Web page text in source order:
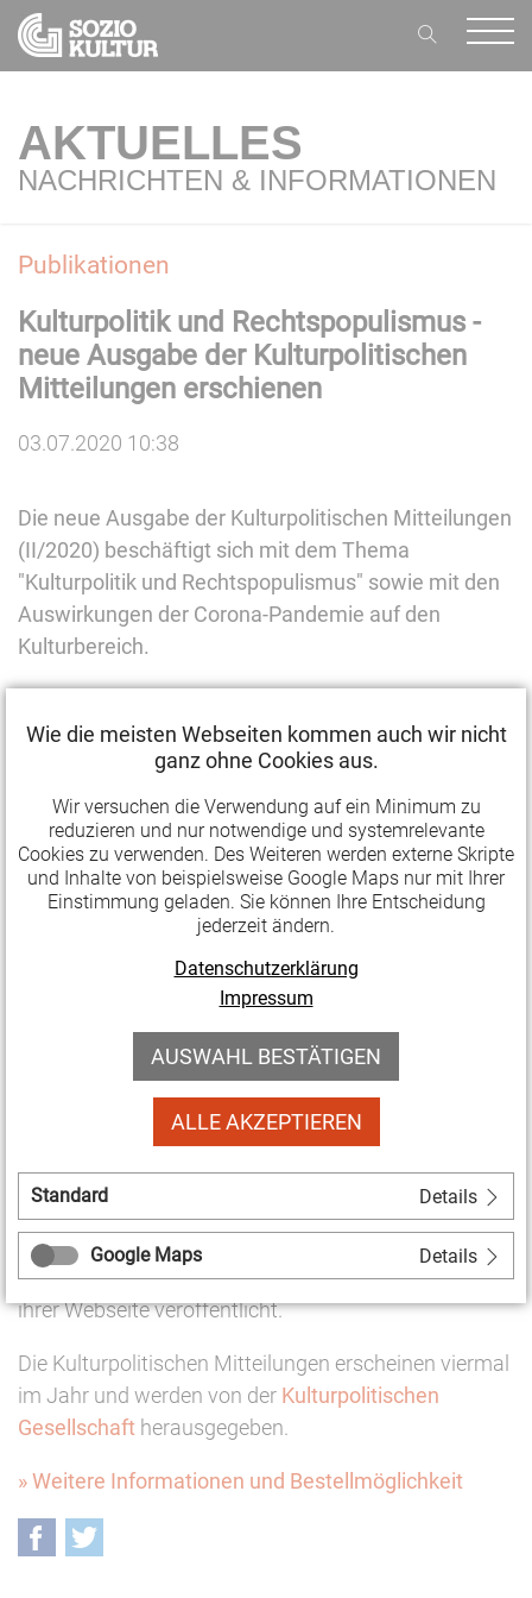
AKTUELLES
NACHRICHTEN & INFORMATIONEN
Publikationen
Kulturpolitik und Rechtspopulismus -
neue Ausgabe der Kulturpolitischen
Mitteilungen erschienen
03.07.2020 10:38
Die neue Ausgabe der Kulturpolitischen Mitteilungen
(II/2020) beschäftigt sich mit dem Thema
"Kulturpolitik und Rechtspopulismus" sowie mit den
Auswirkungen der Corona-Pandemie auf den
Kulturbereich.
Bewegungen im Kontext der Corona-Krise kaum eine
Rolle zu spielen; die sozialen, kulturellen und
wirtschaftlichen Folgen jedoch sind ein guter
Nährboden für rechte Bewegungen. Vor welchen
Herausforderungen stehen Kultur, Politik und
Medien? Dieser Frage wird in der neuen Ausgabe der
Kulturpolitischen Mitteilungen mit mehreren
Beiträgen nachgegangen.
Kulturpolitik und Kulturpraxis werden in der Ausgabe
ausführlich thematisiert. So berichtet Jochen Molck
vom Düsseldorfer Kulturzentrum zakk in seinem
Beitrag "Soziokultur unter Druck", welche Ideen und
Formate in seinem Haus während der Krise
entwickelt und umgesetzt wurden. Hinzu kommen
einige Beiträge derCorona-Essay-Reihe
, die die
Kulturpolitische Gesellschaft seit geraumer Zeit auf
ihrer Webseite veröffentlicht.
Die Kulturpolitischen Mitteilungen erscheinen viermal
im Jahr und werden von der Kulturpolitischen
Gesellschaft herausgegeben.
» Weitere Informationen und Bestellmöglichkeit
Facebook
Wie die meisten Webseiten kommen auch wir nicht
ganz ohne Cookies aus.
Wir versuchen die Verwendung auf ein Minimum zu
reduzieren und nur notwendige und systemrelevante
Cookies zu verwenden. Des Weiteren werden externe Skripte
und Inhalte von beispielsweise Google Maps nur mit Ihrer
Einstimmung geladen. Sie können Ihre Entscheidung
jederzeit ändern.
Datenschutzerklärung
Impressum
AUSWAHL BESTÄTIGEN
ALLE AKZEPTIEREN
Standard Details
Google Maps Details